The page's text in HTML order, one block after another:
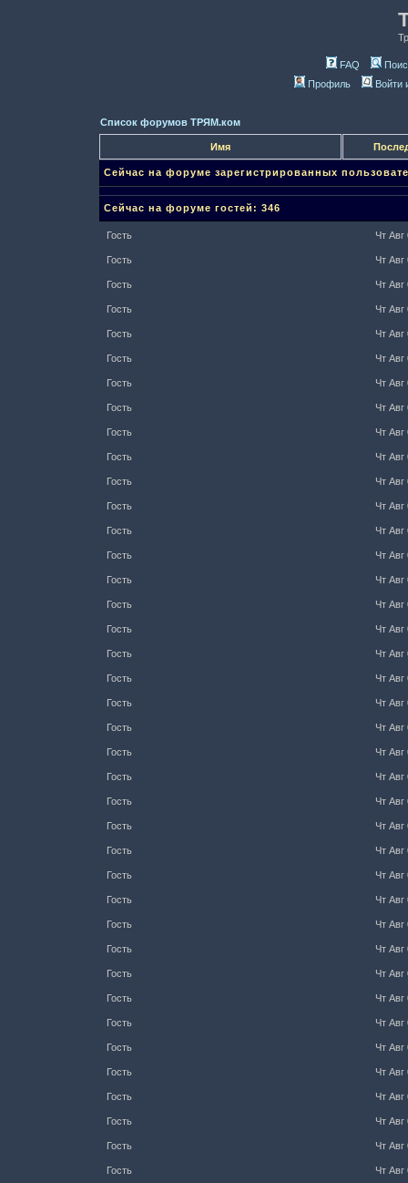
FAQ
Профиль
Войти
Список форумов ТРЯМ.ком
Имя
Сейчас на форуме зарегистрированных
Сейчас на форуме гостей: 346
Гость Чт Авг
Гость Чт Авг
Гость Чт Авг
Гость Чт Авг
Гость Чт Авг
Гость Чт Авг
Гость Чт Авг
Гость Чт Авг
Гость Чт Авг
Гость Чт Авг
Гость Чт Авг
Гость Чт Авг
Гость Чт Авг
Гость Чт Авг
Гость Чт Авг
Гость Чт Авг
Гость Чт Авг
Гость Чт Авг
Гость Чт Авг
Гость Чт Авг
Гость Чт Авг
Гость Чт Авг
Гость Чт Авг
Гость Чт Авг
Гость Чт Авг
Гость Чт Авг
Гость Чт Авг
Гость Чт Авг
Гость Чт Авг
Гость Чт Авг
Гость Чт Авг
Гость Чт Авг
Гость Чт Авг
Гость Чт Авг
Гость Чт Авг
Гость Чт Авг
Гость Чт Авг
Гость Чт Авг
Гость Чт Авг